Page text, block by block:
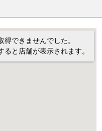
得できませんでした。
ると店舗が表示されます。